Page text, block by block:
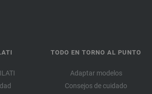
TODO EN TORNO AL PUNTO
Adaptar modelos
Consejos de cuidado